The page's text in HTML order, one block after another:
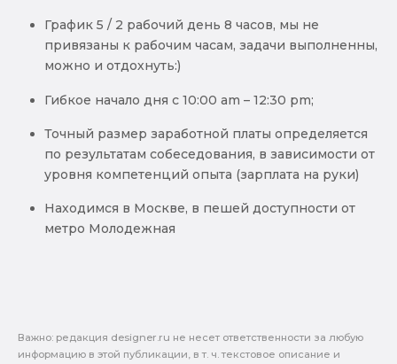
График 5 / 2 рабочий день 8 часов, мы не
привязаны к рабочим часам, задачи выполненны,
можно и отдохнуть:)
Гибкое начало дня с 10:00 am – 12:30 pm;
Точный размер заработной платы определяется
по результатам собеседования, в зависимости от
уровня компетенций опыта (зарплата на руки)
Находимся в Москве, в пешей доступности от
метро Молодежная
Важно: pедакция designer.ru не несет ответственности за любую
информацию в этой публикации, в т. ч. текстовое описание и